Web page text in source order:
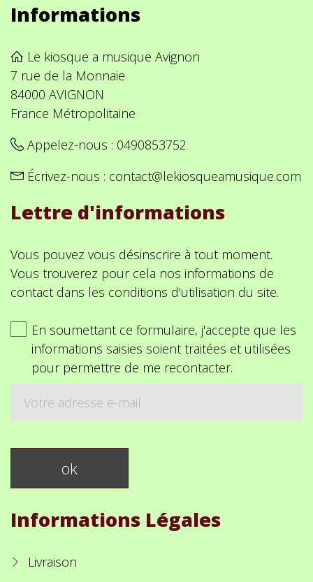
Informations
Le kiosque a musique Avignon
7 rue de la Monnaie
84000 AVIGNON
France Métropolitaine
Appelez-nous : 0490853752
Écrivez-nous : contact@lekiosqueamusique.com
Lettre d'informations
Vous pouvez vous désinscrire à tout moment.
Vous trouverez pour cela nos informations de
contact dans les conditions d'utilisation du site.
En soumettant ce formulaire, j'accepte que les
informations saisies soient traitées et utilisées
pour permettre de me recontacter.
Informations Légales
Livraison